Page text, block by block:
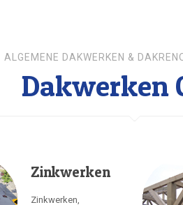
ALGEMENE DAKWERKEN &
Dakwerken
Zinkwerken
Zinkwerken,